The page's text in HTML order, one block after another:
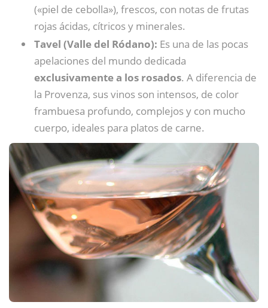
(«piel de cebolla»), frescos, con notas de frutas
rojas ácidas, cítricos y minerales.
Tavel (Valle del Ródano): Es una de las pocas
apelaciones del mundo dedicada
exclusivamente a los rosados. A diferencia de
la Provenza, sus vinos son intensos, de color
frambuesa profundo, complejos y con mucho
cuerpo, ideales para platos de carne.